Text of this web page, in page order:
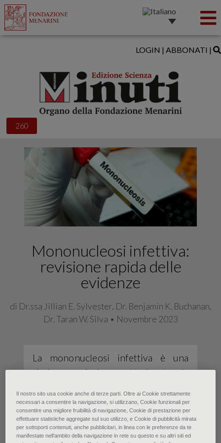
260
LOGIN | ABBONATI |
Mononucleosi infettiva:
revisione rapida delle
evidenze
di Dr.ssa Jillian E. Sylvester, Dr. Benjamin K. Buchanan,
Dr. Taran W. Silva • Novembre 2023
La mononucleosi infettiva è una
sindrome virale caratterizzata da
laterocervicali. È solitamente causata
dal virus di Epstein-Barr e colpisce
più sovente adolescenti e giovani
Il nostro sito usa cookie anche di terze parti. Oltre ai Cookie strettamente
necessari a consentire la navigazione, si utilizzano, Cookie funzionali per
consentire una migliore fruibilità di navigazione, Cookie di prestazione per
effettuare statistiche aggregate sul suo utilizzo, e Cookie di pubblicità mirata
per sottoporti contenuti, anche pubblicitari, in linea con le preferenze da te
manifestate nell‘ambito della navigazione in rete su questo e su altri siti ed